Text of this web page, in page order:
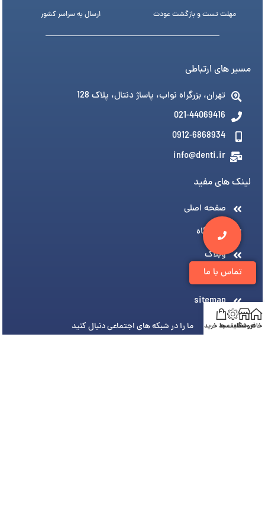
تماس با ما
مهلت تست و بازگشت عودت ارسال به سراسر کشور
مسیر های ارتباطی
تهران، بزرگراه نواب، پاساژ دنتال، پلاک 128
021-44069416
0912-6868934
info@denti.ir
لینک های مفید
صفحه اصلی
فروشگاه
وبلاگ
درباره ما
sitemap
ما را در شبکه های اجتماعی دنبال کنید خانهفروشگاه
تخفیف هاسبد خرید